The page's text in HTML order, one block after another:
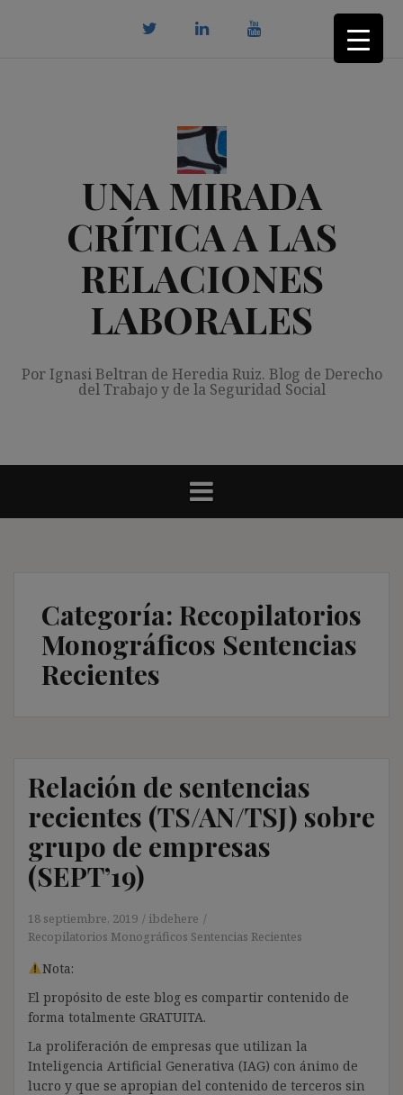
UNA MIRADA
CRÍTICA A LAS
RELACIONES
LABORALES
Por Ignasi Beltran de Heredia Ruiz. Blog de Derecho
del Trabajo y de la Seguridad Social
Categoría: Recopilatorios
Monográficos Sentencias
Recientes
Relación de sentencias
recientes (TS/AN/TSJ) sobre
grupo de empresas
(SEPT’19)
18 septiembre, 2019
ibdehere
Recopilatorios Monográficos Sentencias Recientes
Nota:
El propósito de este blog es compartir contenido de
forma totalmente GRATUITA.
La proliferación de empresas que utilizan la
Inteligencia Artificial Generativa (IAG) con ánimo de
lucro y que se apropian del contenido de terceros sin